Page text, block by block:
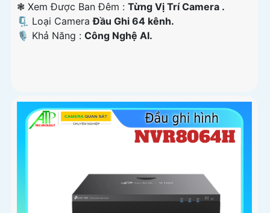
❃ Xem Được Ban Đêm : Từng Vị Trí Camera .
🗜️ Loại CameraĐầu Ghi 64 kênh.
️🎙 Khả Năng : Công Nghệ AI.